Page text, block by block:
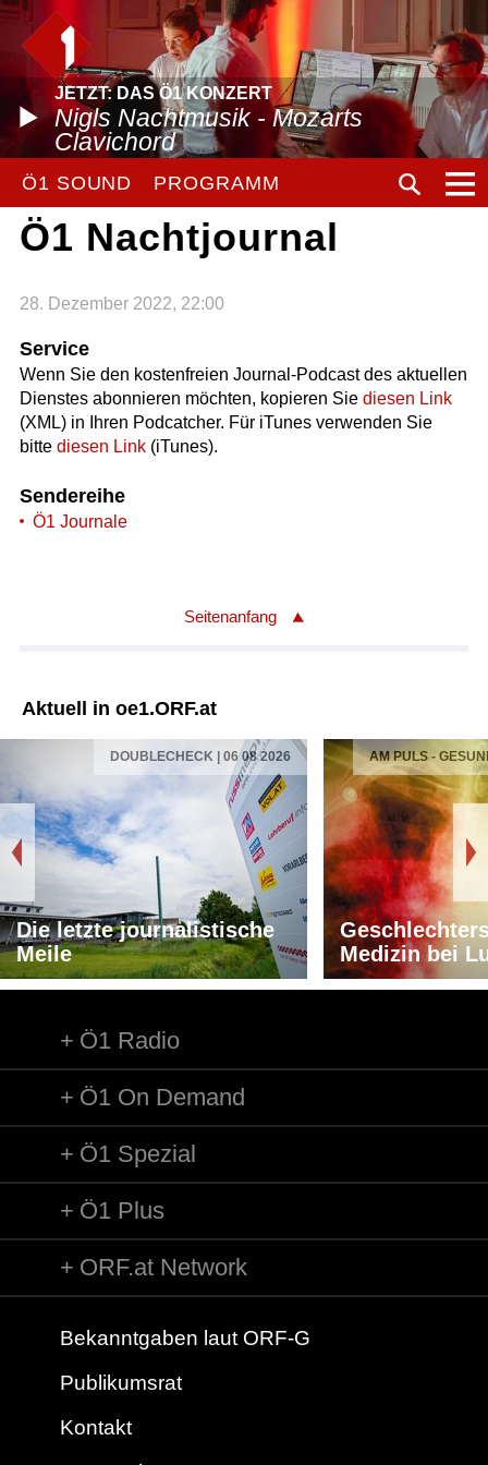
JETZT: DAS Ö1 KONZERT
Nigls Nachtmusik - Mozarts
Clavichord
Ö1 SOUND PROGRAMM
Ö1 Nachtjournal
28. Dezember 2022, 22:00
Service
Wenn Sie den kostenfreien Journal-Podcast des aktuellen
Dienstes abonnieren möchten, kopieren Sie diesen Link
(XML) in Ihren Podcatcher. Für iTunes verwenden Sie
bitte diesen Link(iTunes).
Sendereihe
Ö1 Journale
Seitenanfang
Aktuell in oe1.ORF.at
DOUBLECHECK | 06 08 2026
Die letzte journalistische
Meile
AM PULS -
Medizin bei
Ö1 Radio
Ö1 On Demand
Ö1 Spezial
Ö1 Plus
ORF.at Network
Bekanntgaben laut ORF-G
Publikumsrat
Kontakt